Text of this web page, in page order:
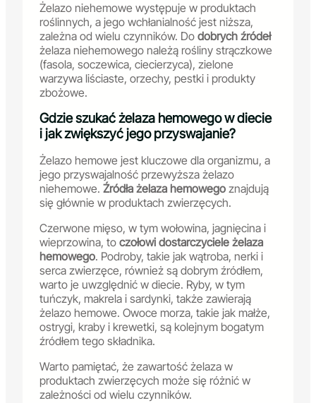
Żelazo niehemowe występuje w produktach
roślinnych, a jego wchłanialność jest niższa,
zależna od wielu czynników. Do dobrych źródeł
żelaza niehemowego należą rośliny strączkowe
(fasola, soczewica, ciecierzyca), zielone
warzywa liściaste, orzechy, pestki i produkty
zbożowe.
Gdzie szukać żelaza hemowego w diecie
i jak zwiększyć jego przyswajanie?
Żelazo hemowe jest kluczowe dla organizmu, a
jego przyswajalność przewyższa żelazo
niehemowe. Źródła żelaza hemowego znajdują
się głównie w produktach zwierzęcych.
Czerwone mięso, w tym wołowina, jagnięcina i
wieprzowina, to czołowi dostarczyciele żelaza
hemowego. Podroby, takie jak wątroba, nerki i
serca zwierzęce, również są dobrym źródłem,
warto je uwzględnić w diecie. Ryby, w tym
tuńczyk, makrela i sardynki, także zawierają
żelazo hemowe. Owoce morza, takie jak małże,
ostrygi, kraby i krewetki, są kolejnym bogatym
źródłem tego składnika.
Warto pamiętać, że zawartość żelaza w
produktach zwierzęcych może się różnić w
zależności od wielu czynników.